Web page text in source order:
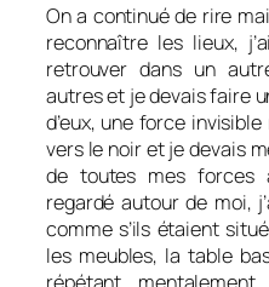
On a continué de rire
reconnaître les lieux,
retrouver dans un
autres et je devais faire
d’eux, une force
vers le noir et je devais
de toutes mes forces
regardé autour de moi,
comme s’ils étaient
les meubles, la table